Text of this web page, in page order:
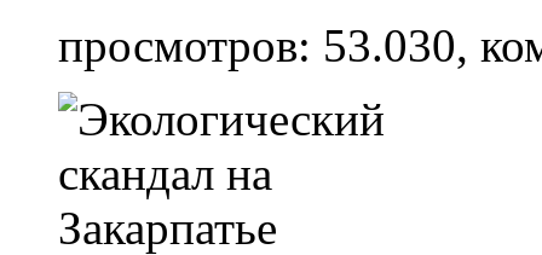
просмотров: 53.030,